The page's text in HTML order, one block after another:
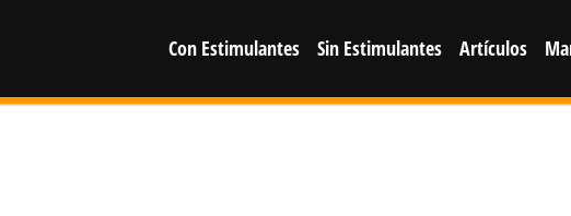
Con Estimulantes Sin Estimulantes Artículos